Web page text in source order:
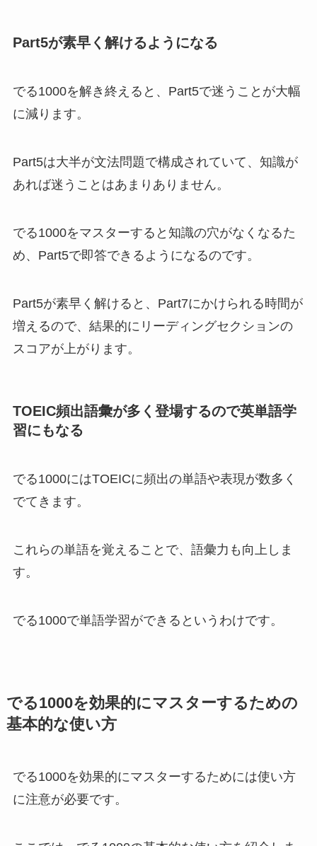
Part5が素早く解けるようになる
でる1000を解き終えると、Part5で迷うことが大幅
に減ります。
Part5は大半が文法問題で構成されていて、知識が
あれば迷うことはあまりありません。
でる1000をマスターすると知識の穴がなくなるた
め、Part5で即答できるようになるのです。
Part5が素早く解けると、Part7にかけられる時間が
増えるので、結果的にリーディングセクションの
スコアが上がります。
TOEIC頻出語彙が多く登場するので英単語学
習にもなる
でる1000にはTOEICに頻出の単語や表現が数多く
でてきます。
これらの単語を覚えることで、語彙力も向上しま
す。
でる1000で単語学習ができるというわけです。
でる1000を効果的にマスターするための
基本的な使い方
でる1000を効果的にマスターするためには使い方
に注意が必要です。